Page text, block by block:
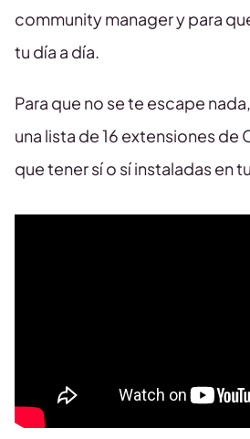
community manager y para
tu día a día.
Para que no se te escape
una lista de 16 extensiones de
que tener sí o sí instaladas en